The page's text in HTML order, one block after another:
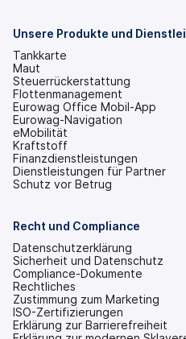
Tab
Unsere Produkte und
Tankkarte
Maut
Steuerrückerstattung
Flottenmanagement
Eurowag Office Mobil-App
Eurowag-Navigation
eMobilität
Kraftstoff
Finanzdienstleistungen
Dienstleistungen für Partner
Schutz vor Betrug
Recht und Compliance
Datenschutzerklärung
Sicherheit und Datenschutz
Compliance-Dokumente
Rechtliches
Zustimmung zum Marketing
ISO-Zertifizierungen
Erklärung zur Barrierefreiheit